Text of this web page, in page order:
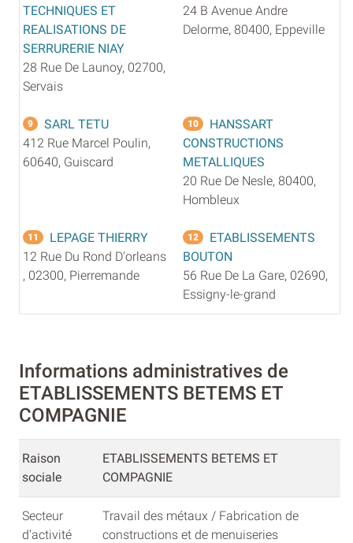
TECHNIQUES ET
REALISATIONS DE
SERRURERIE NIAY
28 Rue De Launoy, 02700,
Servais
24 B Avenue Andre
Delorme, 80400, Eppeville
9
SARL TETU
412 Rue Marcel Poulin,
60640, Guiscard
10
HANSSART
CONSTRUCTIONS
METALLIQUES
20 Rue De Nesle, 80400,
Hombleux
11
LEPAGE THIERRY
12 Rue Du Rond D'orleans
, 02300, Pierremande
12
ETABLISSEMENTS
BOUTON
56 Rue De La Gare, 02690,
Essigny-le-grand
Informations administratives de
ETABLISSEMENTS BETEMS ET
COMPAGNIE
Raison
sociale
ETABLISSEMENTS BETEMS ET
COMPAGNIE
Secteur
d'activité
Travail des métaux / Fabrication de
constructions et de menuiseries